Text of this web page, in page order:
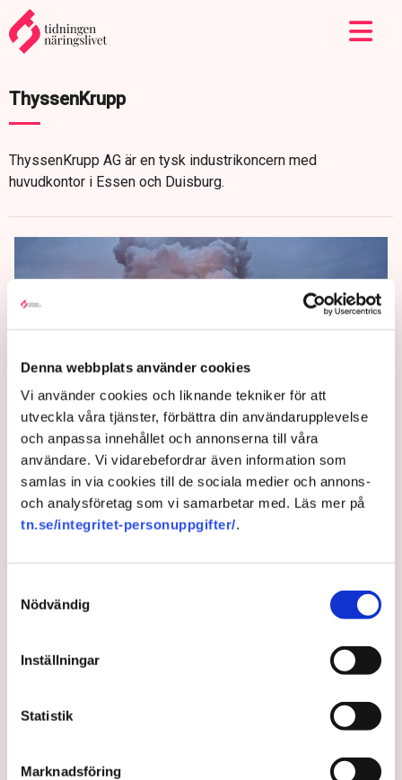
Denna webbplats använder cookies
Vi använder cookies och liknande tekniker för att
utveckla våra tjänster, förbättra din användarupplevelse
och anpassa innehållet och annonserna till våra
användare. Vi vidarebefordrar även information som
samlas in via cookies till de sociala medier och annons-
och analysföretag som vi samarbetar med. Läs mer på
tn.se/integritet-personuppgifter/.
Nödvändig
Inställningar
Statistik
Marknadsföring
ThyssenKrupp
ThyssenKrupp AG är en tysk industrikoncern med
huvudkontor i Essen och Duisburg.
Tysk handelstidning:
”ThyssenKrupp överväger att
stoppa sitt gröna
miljardprojekt”
Den tyska industrikoncernen ThyssenKrupp
flaggskeppsprojektet, att ställa om sina stålverk till
att producera grönt stål med hjälp av vätgas. Det